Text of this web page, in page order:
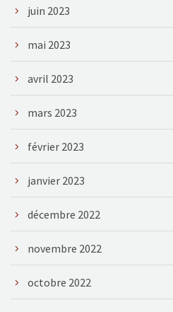
juin 2023
mai 2023
avril 2023
mars 2023
février 2023
janvier 2023
décembre 2022
novembre 2022
octobre 2022